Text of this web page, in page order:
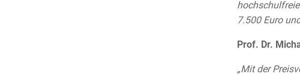
7.500 Euro
Prof. Dr.
„Mit der